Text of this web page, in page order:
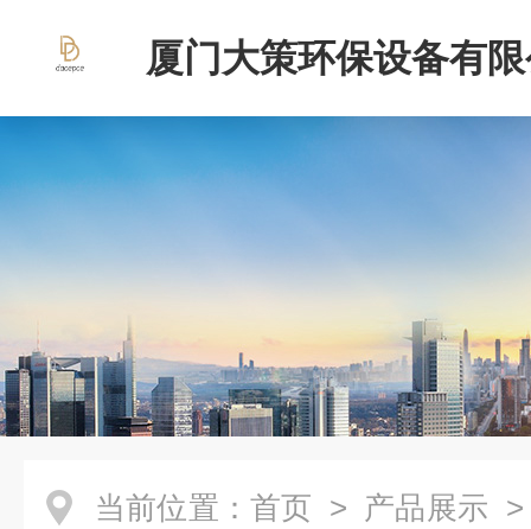
厦门大策环保设备有
当前位置： 首页 > 产品展示